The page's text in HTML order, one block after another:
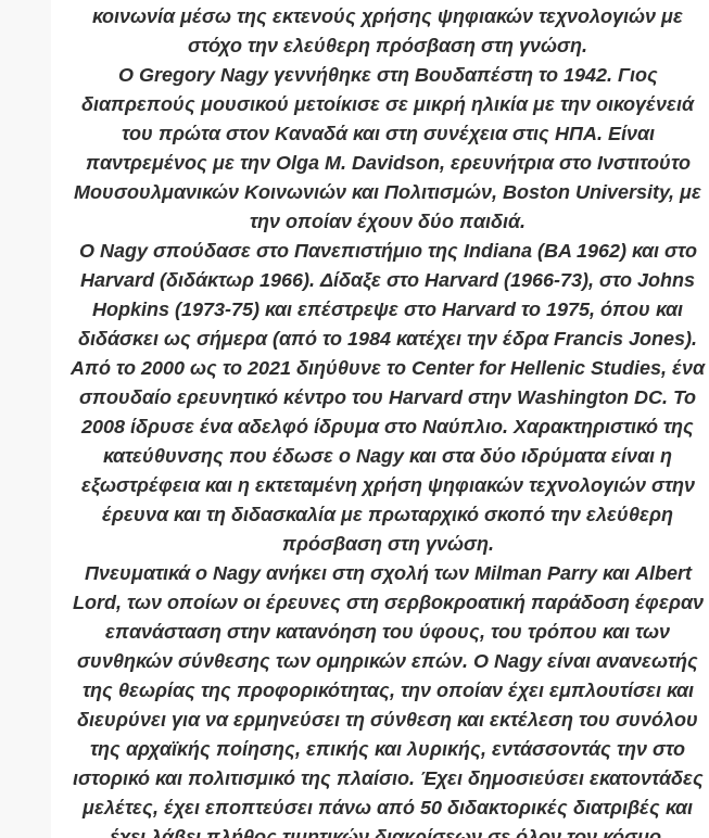
κοινωνία μέσω της εκτενούς χρήσης ψηφιακών τεχνολογιών με
στόχο την ελεύθερη πρόσβαση στη γνώση.
Ο Gregory Nagy γεννήθηκε στη Βουδαπέστη το 1942. Γιος
διαπρεπούς μουσικού μετοίκισε σε μικρή ηλικία με την οικογένειά
του πρώτα στον Καναδά και στη συνέχεια στις ΗΠΑ. Είναι
παντρεμένος με την Olga M. Davidson, ερευνήτρια στο Ινστιτούτο
Μουσουλμανικών Κοινωνιών και Πολιτισμών, Boston University, με
την οποίαν έχουν δύο παιδιά.
Ο Nagy σπούδασε στο Πανεπιστήμιο της Indiana (ΒΑ 1962) και στο
Harvard (διδάκτωρ 1966). Δίδαξε στο Harvard (1966-73), στο Johns
Hopkins (1973-75) και επέστρεψε στο Harvard το 1975, όπου και
διδάσκει ως σήμερα (από το 1984 κατέχει την έδρα Francis Jones).
Από το 2000 ως το 2021 διηύθυνε το Center for Hellenic Studies, ένα
σπουδαίο ερευνητικό κέντρο του Harvard στην Washington DC. To
2008 ίδρυσε ένα αδελφό ίδρυμα στο Ναύπλιο. Χαρακτηριστικό της
κατεύθυνσης που έδωσε ο Nagy και στα δύο ιδρύματα είναι η
εξωστρέφεια και η εκτεταμένη χρήση ψηφιακών τεχνολογιών στην
έρευνα και τη διδασκαλία με πρωταρχικό σκοπό την ελεύθερη
πρόσβαση στη γνώση.
Πνευματικά ο Nagy ανήκει στη σχολή των Milman Parry και Albert
Lord, των οποίων οι έρευνες στη σερβοκροατική παράδοση έφεραν
επανάσταση στην κατανόηση του ύφους, του τρόπου και των
συνθηκών σύνθεσης των ομηρικών επών. Ο Nagy είναι ανανεωτής
της θεωρίας της προφορικότητας, την οποίαν έχει εμπλουτίσει και
διευρύνει για να ερμηνεύσει τη σύνθεση και εκτέλεση του συνόλου
της αρχαϊκής ποίησης, επικής και λυρικής, εντάσσοντάς την στο
ιστορικό και πολιτισμικό της πλαίσιο. Έχει δημοσιεύσει εκατοντάδες
μελέτες, έχει εποπτεύσει πάνω από 50 διδακτορικές διατριβές και